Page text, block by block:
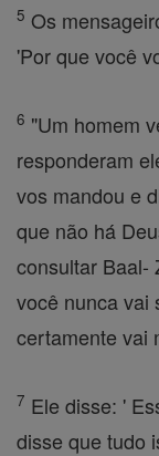
5 Os
'Por que você
6 "Um homem
responderam
vos mandou e
que não há
consultar Baal-
você nunca vai
certamente vai
7 Ele disse: '
disse que tudo